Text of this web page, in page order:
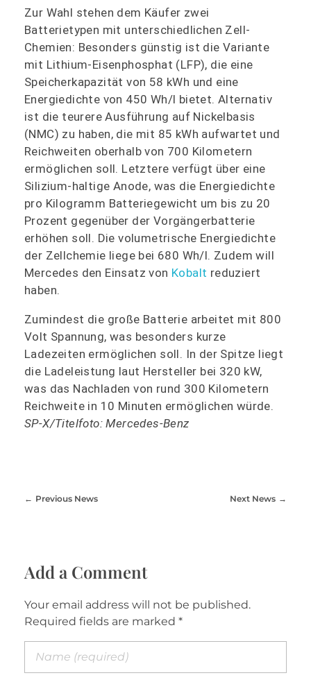
Zur Wahl stehen dem Käufer zwei
Batterietypen mit unterschiedlichen Zell-
Chemien: Besonders günstig ist die Variante
mit Lithium-Eisenphosphat (LFP), die eine
Speicherkapazität von 58 kWh und eine
Energiedichte von 450 Wh/l bietet. Alternativ
ist die teurere Ausführung auf Nickelbasis
(NMC) zu haben, die mit 85 kWh aufwartet und
Reichweiten oberhalb von 700 Kilometern
ermöglichen soll. Letztere verfügt über eine
Silizium-haltige Anode, was die Energiedichte
pro Kilogramm Batteriegewicht um bis zu 20
Prozent gegenüber der Vorgängerbatterie
erhöhen soll. Die volumetrische Energiedichte
der Zellchemie liege bei 680 Wh/l. Zudem will
Mercedes den Einsatz von Kobalt reduziert
haben.
Zumindest die große Batterie arbeitet mit 800
Volt Spannung, was besonders kurze
Ladezeiten ermöglichen soll. In der Spitze liegt
die Ladeleistung laut Hersteller bei 320 kW,
was das Nachladen von rund 300 Kilometern
Reichweite in 10 Minuten ermöglichen würde.
SP-X/Titelfoto: Mercedes-Benz
Previous News Next News
Add a Comment
Your email address will not be published.
Required fields are marked *